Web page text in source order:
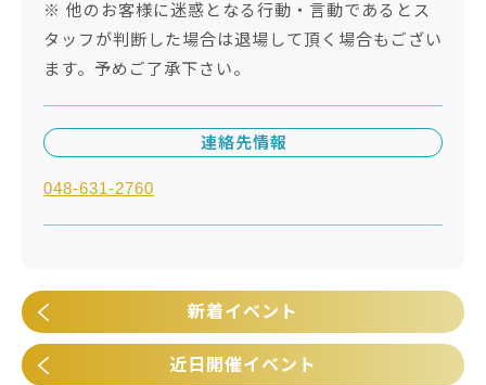
※ 他のお客様に迷惑となる行動・言動であるとス
タッフが判断した場合は退場して頂く場合もござい
ます。予めご了承下さい。
連絡先情報
048-631-2760
新着イベント
近日開催イベント